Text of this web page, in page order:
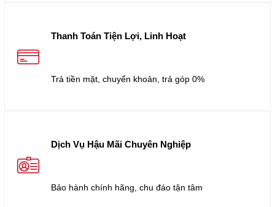
Thanh Toán Tiện Lợi, Linh Hoạt
Trả tiền mặt, chuyển khoản, trả góp 0%
Dịch Vụ Hậu Mãi Chuyên Nghiệp
Bảo hành chính hãng, chu đáo tận tâm